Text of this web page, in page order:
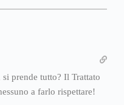
prende tutto? Il Trattato
a farlo rispettare!